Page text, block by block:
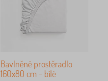
Bavlněné prostěradlo
160x80 cm - bílé